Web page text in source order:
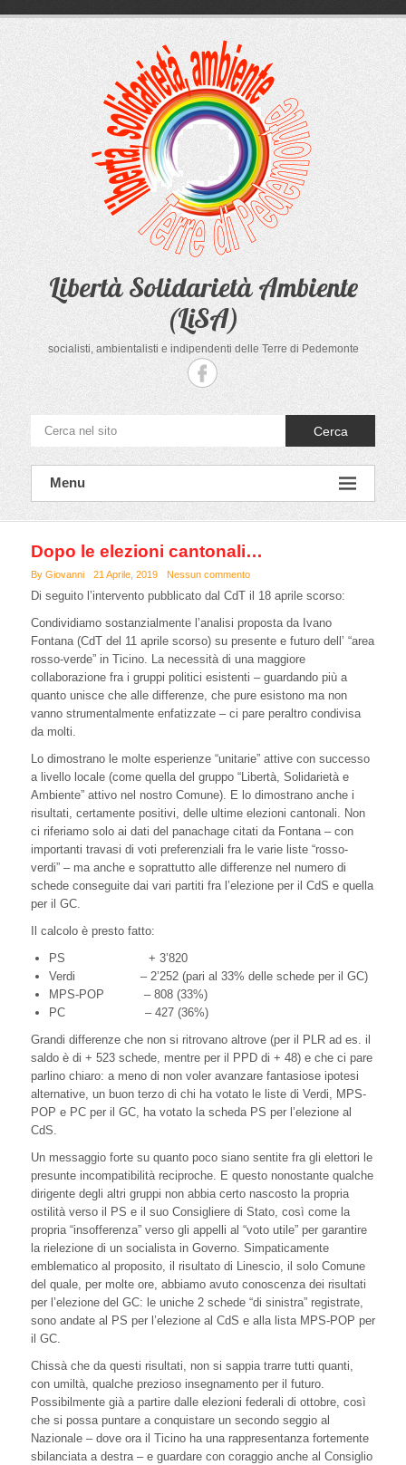
Libertà Solidarietà Ambiente
(LiSA)
socialisti, ambientalisti e indipendenti delle Terre di Pedemonte
Cerca
Menu
Dopo le elezioni cantonali…
By Giovanni 21 Aprile, 2019 Nessun commento
Di seguito l’intervento pubblicato dal CdT il 18 aprile scorso:
Condividiamo sostanzialmente l’analisi proposta da Ivano
Fontana (CdT del 11 aprile scorso) su presente e futuro dell’ “area
rosso-verde” in Ticino. La necessità di una maggiore
collaborazione fra i gruppi politici esistenti – guardando più a
quanto unisce che alle differenze, che pure esistono ma non
vanno strumentalmente enfatizzate – ci pare peraltro condivisa
da molti.
Lo dimostrano le molte esperienze “unitarie” attive con successo
a livello locale (come quella del gruppo “Libertà, Solidarietà e
Ambiente” attivo nel nostro Comune). E lo dimostrano anche i
risultati, certamente positivi, delle ultime elezioni cantonali. Non
ci riferiamo solo ai dati del panachage citati da Fontana – con
importanti travasi di voti preferenziali fra le varie liste “rosso-
verdi” – ma anche e soprattutto alle differenze nel numero di
schede conseguite dai vari partiti fra l’elezione per il CdS e quella
per il GC.
Il calcolo è presto fatto:
PS + 3’820
Verdi – 2’252 (pari al 33% delle schede per il GC)
MPS-POP – 808 (33%)
PC – 427 (36%)
Grandi differenze che non si ritrovano altrove (per il PLR ad es. il
saldo è di + 523 schede, mentre per il PPD di + 48) e che ci pare
parlino chiaro: a meno di non voler avanzare fantasiose ipotesi
alternative, un buon terzo di chi ha votato le liste di Verdi, MPS-
POP e PC per il GC, ha votato la scheda PS per l’elezione al
CdS.
Un messaggio forte su quanto poco siano sentite fra gli elettori le
presunte incompatibilità reciproche. E questo nonostante qualche
dirigente degli altri gruppi non abbia certo nascosto la propria
ostilità verso il PS e il suo Consigliere di Stato, così come la
propria “insofferenza” verso gli appelli al “voto utile” per garantire
la rielezione di un socialista in Governo. Simpaticamente
emblematico al proposito, il risultato di Linescio, il solo Comune
del quale, per molte ore, abbiamo avuto conoscenza dei risultati
per l’elezione del GC: le uniche 2 schede “di sinistra” registrate,
sono andate al PS per l’elezione al CdS e alla lista MPS-POP per
il GC.
Chissà che da questi risultati, non si sappia trarre tutti quanti,
con umiltà, qualche prezioso insegnamento per il futuro.
Possibilmente già a partire dalle elezioni federali di ottobre, così
che si possa puntare a conquistare un secondo seggio al
Nazionale – dove ora il Ticino ha una rappresentanza fortemente
sbilanciata a destra – e guardare con coraggio anche al Consiglio